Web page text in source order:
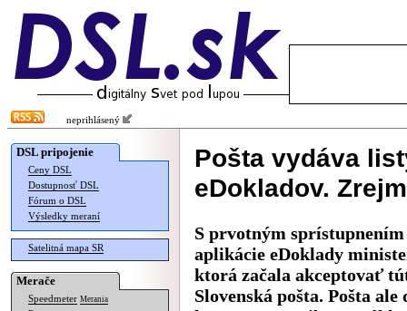
neprihlásený
DSL pripojenie
Ceny DSL
Dostupnosť DSL
Fórum o DSL
Výsledky meraní
Satelitná mapa SR
Merače
Speedmeter Merania
Pošta vydáva
eDokladov.
S prvotným
aplikácie eDoklady
ktorá začala akceptovať
Slovenská pošta. Pošta